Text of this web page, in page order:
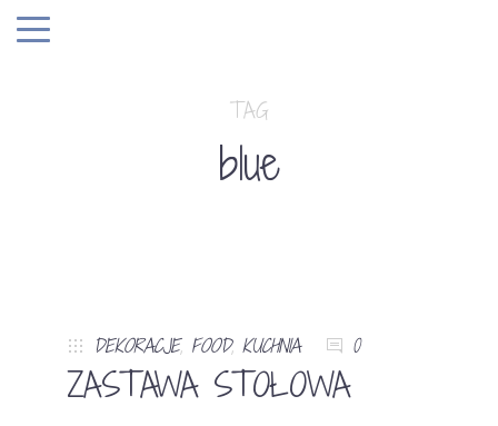
TAG
blue
DEKORACJE, FOOD, KUCHNIA 0
ZASTAWA STOŁOWA